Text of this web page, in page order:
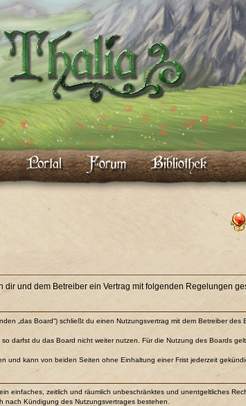
dir und dem Betreiber ein Vertrag mit folgenden Regelungen
„das Board“) schließt du einen Nutzungsvertrag mit dem Betreiber des
darfst du das Board nicht weiter nutzen. Für die Nutzung des Boards
und kann von beiden Seiten ohne Einhaltung einer Frist jederzeit
einfaches, zeitlich und räumlich unbeschränktes und unentgeltliches
Kündigung des Nutzungsvertrages bestehen.